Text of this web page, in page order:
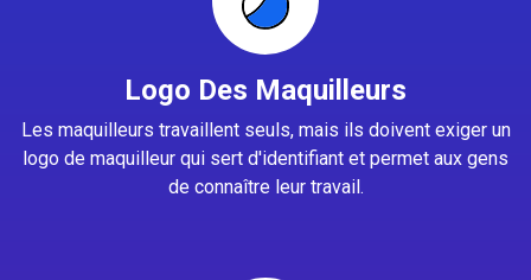
Logo Des Maquilleurs
Les maquilleurs travaillent seuls, mais ils doivent exiger un
logo de maquilleur qui sert d'identifiant et permet aux gens
de connaître leur travail.